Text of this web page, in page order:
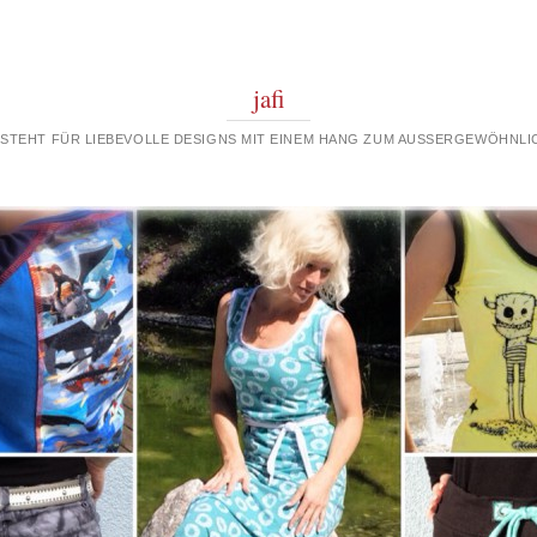
jafi
FÜR LIEBEVOLLE DESIGNS MIT EINEM HANG ZUM